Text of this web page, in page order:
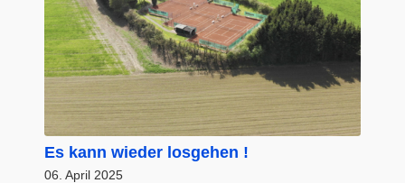
Es kann wieder losgehen !
06. April 2025